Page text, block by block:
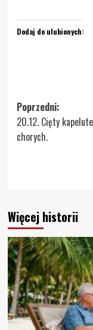
Dodaj do ulubionych:
Zobacz
wpisy
Poprzedni:
20.12. Cięty
chorych.
Więcej historii